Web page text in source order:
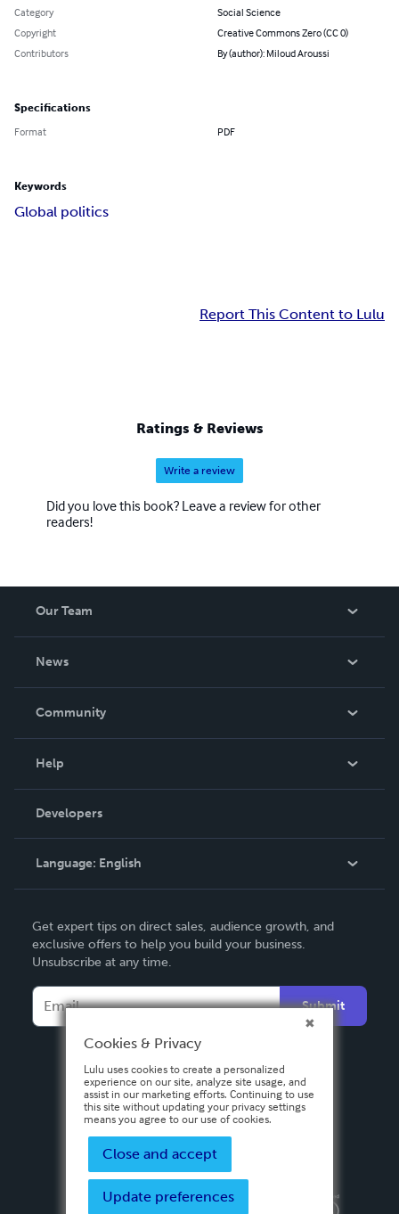
Category
Social Science
Copyright
Creative Commons Zero (CC 0)
Contributors
By (author): Miloud Aroussi
Specifications
Format PDF
Keywords
Global politics
Report This Content to Lulu
Ratings & Reviews
Write a review
Did you love this book? Leave a review for other
readers!
Our Team
News
In The News
Community
Podcast
Help
Order Lookup
Knowledge Base
Contact Support
Developers
Language: English
Deutsch
Français
Italiano
Español
Get expert tips on direct sales, audience growth, and
exclusive offers to help you build your business.
Unsubscribe at any time.
Submit
Privacy PolicyTerms & Conditions
Cookies & Privacy
Lulu uses cookies to create a personalized
experience on our site, analyze site usage, and
assist in our marketing efforts. Continuing to use
this site without updating your privacy settings
means you agree to our use of cookies.
Close and accept
Update preferences